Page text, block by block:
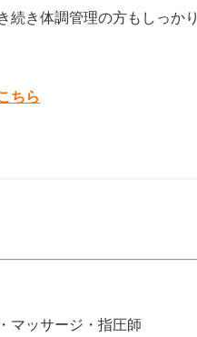
続き体調管理の方もしっか
ちら
マッサージ・指圧師